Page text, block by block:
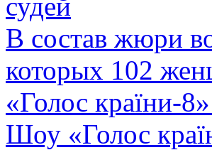
В состав жюри
которых 102
«Голос країни-
Шоу «Голос